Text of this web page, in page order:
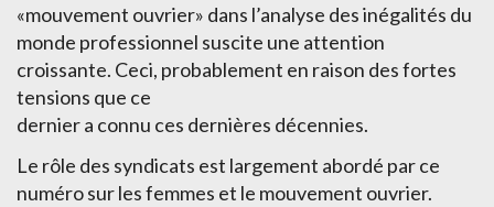
«mouvement ouvrier» dans l’analyse des inégalités du
monde professionnel suscite une attention
croissante. Ceci, probablement en raison des fortes
tensions que ce
dernier a connu ces dernières décennies.
Le rôle des syndicats est largement abordé par ce
numéro sur les femmes et le mouvement ouvrier.